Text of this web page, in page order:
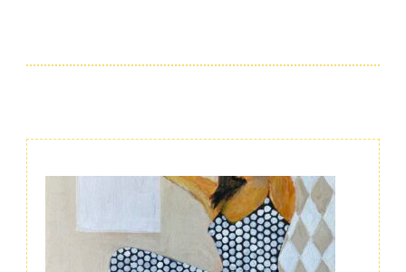
Navigation